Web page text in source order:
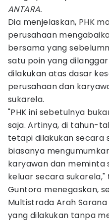
ANTARA.
Dia menjelaskan, PHK
perusahaan
bersama yang
satu poin yang
dilakukan atas dasar
perusahaan dan
sukarela.
"PHK ini sebetulnya
saja. Artinya, di tahun-
tetapi dilakukan secara
biasanya
karyawan dan meminta
keluar secara sukarela,"
Guntoro menegaskan,
Multistrada Arah
yang dilakukan tanpa